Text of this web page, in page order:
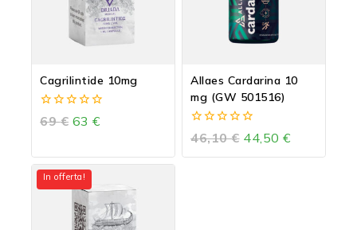
Cagrilintide 10mg
0
out
69€ 63 €
Allaes Cardarina 10
mg (GW 501516)
0
out
of
46,10€ 44,50 €
In offerta!